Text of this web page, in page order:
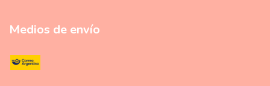
Medios de envío